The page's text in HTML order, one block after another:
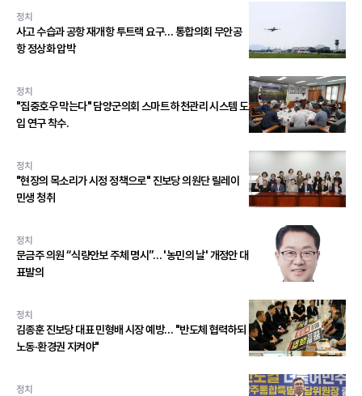
정치
사고 수습과 공항 재개항 투트랙 요구… 통합의회 무안공
항 정상화 압박
정치
"집중호우 막는다" 담양군의회 스마트 하천관리 시스템 도
입 연구 착수.
정치
"현장의 목소리가 시정 정책으로" 진보당 의원단 릴레이
민생 청취
정치
문금주 의원 “식량안보 주체 명시”… '농민의 날' 개정안 대
표발의
정치
김종훈 진보당 대표 민형배 시장 예방… "반도체 협력하되
노동·환경권 지켜야"
정치